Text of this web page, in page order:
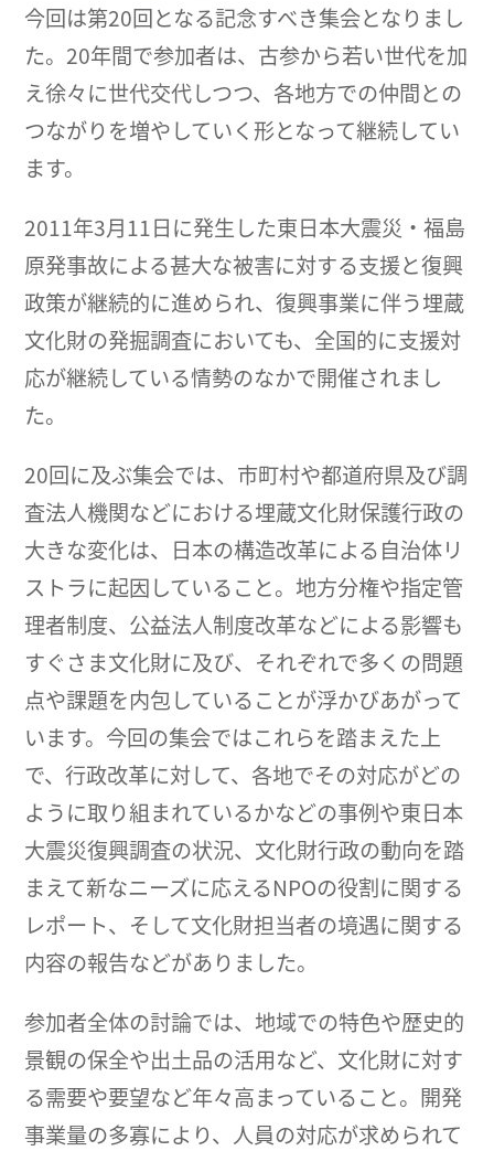
今回は第20回となる記念すべき集会となりまし
た。20年間で参加者は、古参から若い世代を加
え徐々に世代交代しつつ、各地方での仲間との
つながりを増やしていく形となって継続してい
ます。
2011年3月11日に発生した東日本大震災・福島
原発事故による甚大な被害に対する支援と復興
政策が継続的に進められ、復興事業に伴う埋蔵
文化財の発掘調査においても、全国的に支援対
応が継続している情勢のなかで開催されまし
た。
20回に及ぶ集会では、市町村や都道府県及び調
査法人機関などにおける埋蔵文化財保護行政の
大きな変化は、日本の構造改革による自治体リ
ストラに起因していること。地方分権や指定管
理者制度、公益法人制度改革などによる影響も
すぐさま文化財に及び、それぞれで多くの問題
点や課題を内包していることが浮かびあがって
います。今回の集会ではこれらを踏まえた上
で、行政改革に対して、各地でその対応がどの
ように取り組まれているかなどの事例や東日本
大震災復興調査の状況、文化財行政の動向を踏
まえて新なニーズに応えるNPOの役割に関する
レポート、そして文化財担当者の境遇に関する
内容の報告などがありました。
参加者全体の討論では、地域での特色や歴史的
景観の保全や出土品の活用など、文化財に対す
る需要や要望など年々高まっていること。開発
事業量の多寡により、人員の対応が求められて